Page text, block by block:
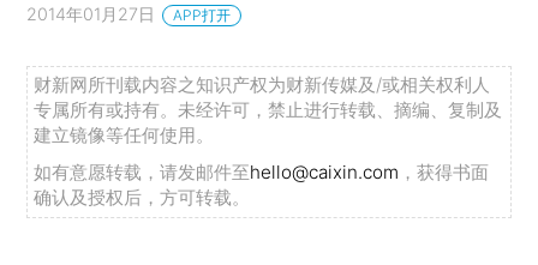
2014年01月27日 APP打开
财新网所刊载内容之知识产权为财新传媒及/或相关权利人
专属所有或持有。未经许可，禁止进行转载、摘编、复制及
建立镜像等任何使用。
如有意愿转载，请发邮件至hello@caixin.com ，获得书面
确认及授权后，方可转载。